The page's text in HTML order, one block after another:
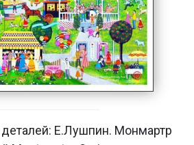
Е.Лушпин. Монмартр